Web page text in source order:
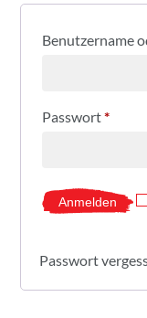
Benutzername
Passwort*
Anmelden
Passwort